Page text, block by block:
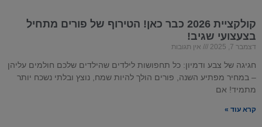
קולקציית 2026 כבר כאן! הטירוף של פורים מתחיל
בצעצועי שגיב!
דצמבר 7, 2025 אין תגובות
חגיגה של צבע ודמיון: כל תחפושות לילדים שהילדים שלכם חולמים עליהן
– במחיר מפתיע השנה, פורים הולך להיות שמח, נוצץ ובלתי נשכח יותר
מתמיד! אם
קרא עוד »